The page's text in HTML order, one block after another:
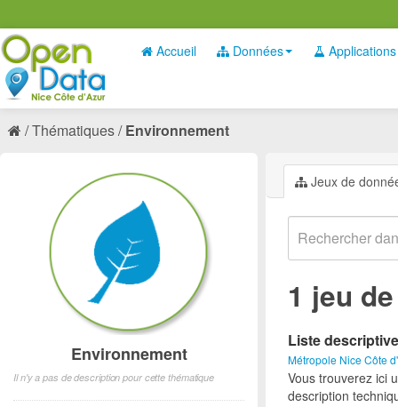
Accueil Données Applications
Thématiques Environnement
Jeux de
1 jeu
Liste
Métropole Nice Côte
Vous trouverez ici
description
Environnement
Il n'y a pas de description pour cette thématique